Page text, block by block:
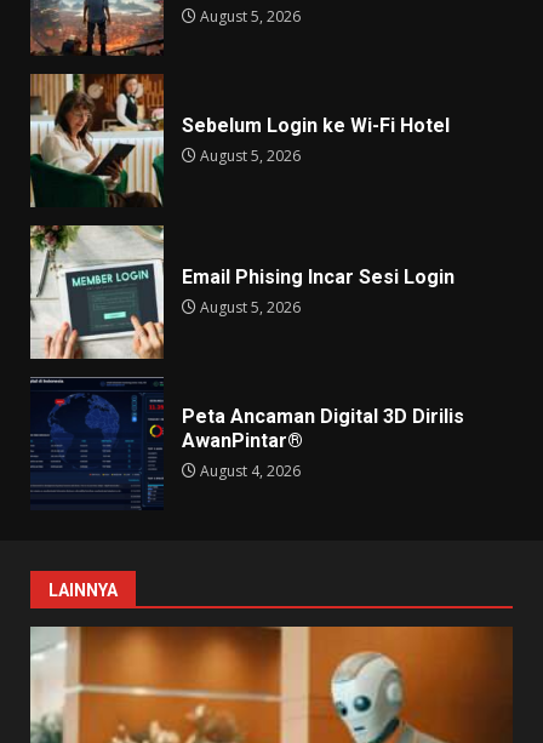
August 5, 2026
Sebelum Login ke Wi-Fi Hotel
August 5, 2026
Email Phising Incar Sesi Login
August 5, 2026
Peta Ancaman Digital 3D Dirilis
AwanPintar®
August 4, 2026
LAINNYA